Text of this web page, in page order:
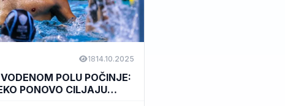
1814.10.2025
POLU POČINJE:
PONOVO CILJAJU